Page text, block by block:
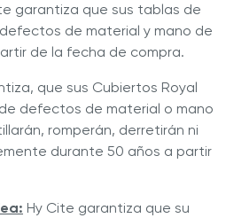
garantiza que sus tablas de
de material y mano de
de la fecha de compra.
que sus Cubiertos Royal
defectos de material o mano
romperán, derretirán ni
durante 50 años a partir
Hy Cite garantiza que su